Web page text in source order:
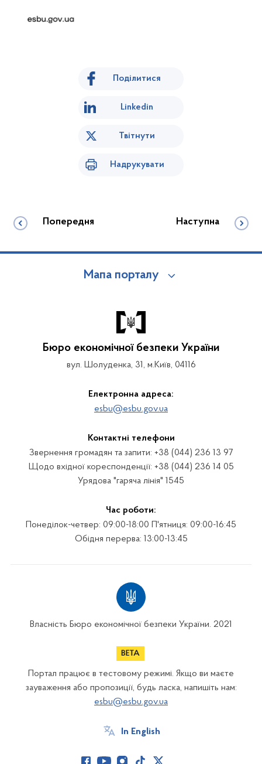
Поділитися
Linkedin
Твітнути
Надрукувати
Попередня Наступна
Мапа порталу
Бюро економічної безпеки України
вул. Шолуденка, 31, м.Київ, 04116
Електронна адреса:
esbu@esbu.gov.ua
Контактні телефони
Звернення громадян та запити: +38 (044) 236 13 97
Щодо вхідної кореспонденції: +38 (044) 236 14 05
Урядова "гаряча лінія" 1545
Час роботи:
Понеділок-четвер: 09:00-18:00 П'ятниця: 09:00-16:45
Обідня перерва: 13:00-13:45
Власність Бюро економічної безпеки України. 2021
Портал працює в тестовому режимі. Якщо ви маєте
зауваження або пропозиції, будь ласка, напишіть нам:
esbu@esbu.gov.ua
In English